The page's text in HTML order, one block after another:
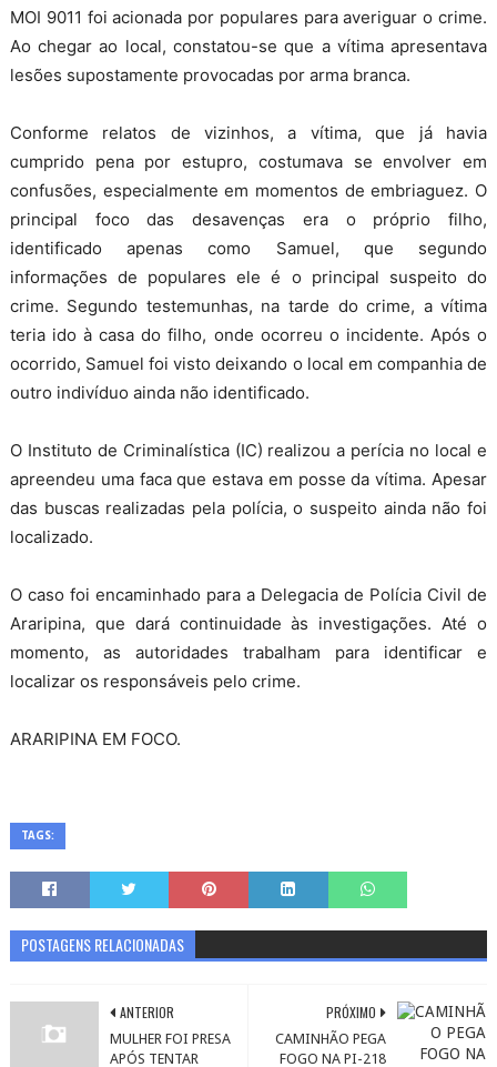
MOI 9011 foi acionada por populares para averiguar o crime.
Ao chegar ao local, constatou-se que a vítima apresentava
lesões supostamente provocadas por arma branca.
Conforme relatos de vizinhos, a vítima, que já havia
cumprido pena por estupro, costumava se envolver em
confusões, especialmente em momentos de embriaguez. O
principal foco das desavenças era o próprio filho,
identificado apenas como Samuel, que segundo
informações de populares ele é o principal suspeito do
crime. Segundo testemunhas, na tarde do crime, a vítima
teria ido à casa do filho, onde ocorreu o incidente. Após o
ocorrido, Samuel foi visto deixando o local em companhia de
outro indivíduo ainda não identificado.
O Instituto de Criminalística (IC) realizou a perícia no local e
apreendeu uma faca que estava em posse da vítima. Apesar
das buscas realizadas pela polícia, o suspeito ainda não foi
localizado.
O caso foi encaminhado para a Delegacia de Polícia Civil de
Araripina, que dará continuidade às investigações. Até o
momento, as autoridades trabalham para identificar e
localizar os responsáveis pelo crime.
ARARIPINA EM FOCO.
TAGS:
POSTAGENS RELACIONADAS
PRÓXIMO
CAMINHÃO PEGA
FOGO NA PI-218
ANTERIOR
MULHER FOI PRESA
APÓS TENTAR